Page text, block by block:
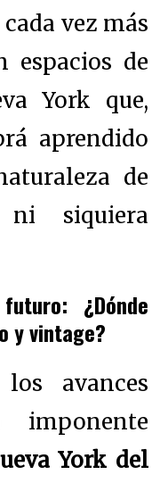
vez más
espacios de
York que,
aprendido
de
siquiera
¿Dónde
y vintage?
avances
York del